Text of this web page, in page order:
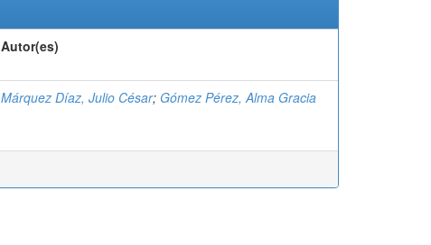
Autor(es)
Márquez Díaz, Julio César; Gómez Pérez, Alma Gracia